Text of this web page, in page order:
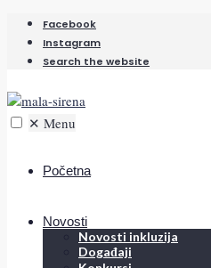
Facebook
Instagram
Search the website
✕ Menu
Početna
Novosti
Novosti inkluzija
Događaji